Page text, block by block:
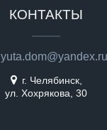
КОНТАКТЫ
yuta.dom@yandex.ru
г. Челябинск,
ул. Хохрякова, 30